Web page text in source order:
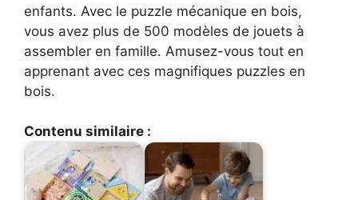
enfants. Avec le puzzle mécanique en bois,
vous avez plus de 500 modèles de jouets à
assembler en famille. Amusez-vous tout en
apprenant avec ces magnifiques puzzles en
bois.
Contenu similaire :